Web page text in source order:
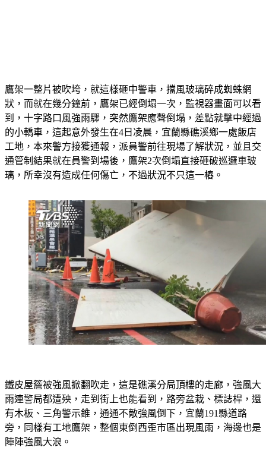
鷹架一整片被吹垮，就這樣砸中警車，擋風玻璃碎成蜘蛛網
狀，而就在幾分鐘前，鷹架已經倒塌一次，監視器畫面可以看
到，十字路口風強雨驟，突然鷹架應聲倒塌，差點就擊中經過
的小轎車，這起意外發生在4日凌晨，宜蘭縣礁溪鄉一處飯店
工地，本來警方接獲通報，派員警前往現場了解狀況，並且交
通管制結果就在員警到場後，鷹架2次倒塌直接砸破巡邏車玻
璃，所幸沒有造成任何傷亡，不過狀況不只這一樁。
鐵皮屋簷被強風掀翻吹走，這是礁溪分局頂樓的走廊，強風大
雨連警局都遭殃，走到街上也能看到，路旁盆栽、標誌桿，還
有木板、三角警示錐，通通不敵強風倒下，宜蘭191縣道路
旁，同樣有工地鷹架，整個東倒西歪市區出現風雨，海邊也是
陣陣強風大浪。